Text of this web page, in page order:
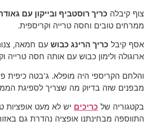
צוף קיבלה כריך רוסטביף ובייקון עם
ממרחים טובים וחסה טרייה וקריספית.
אסף קיבל כריך הרינג כבוש עם חמאה,
ארוגולה ולימון כבוש עם אותה חסה טרייה
והלחם הקריספי היה מופלא. ג'בטה כיפית
מבפנים שזה בדיוק מה שצריך לספיגת
בקטגוריה של כריכים יש לא מעט אופציות
התווספה מבחינתנו אופציה נהדרת גם